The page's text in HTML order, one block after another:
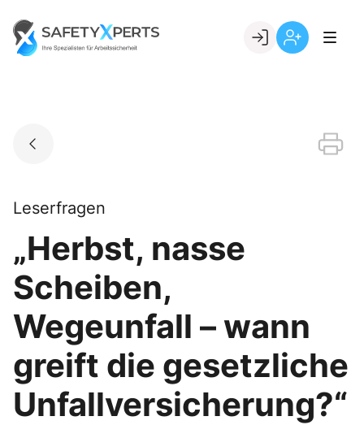
content
Go to landing page.
Leserfragen
„Herbst, nasse
Scheiben,
Wegeunfall – wann
greift die gesetzliche
Unfallversicherung?“